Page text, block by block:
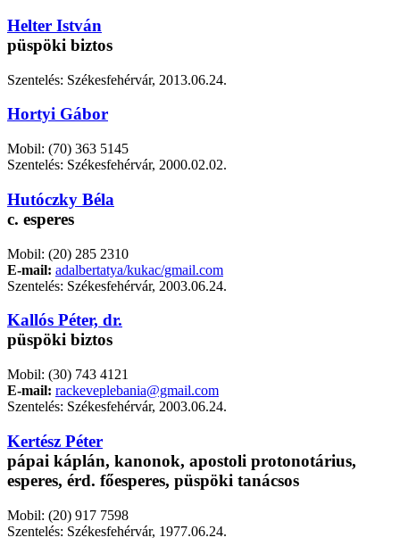
Helter István
püspöki biztos
Szentelés: Székesfehérvár, 2013.06.24.
Hortyi Gábor
Mobil: (70) 363 5145
Szentelés: Székesfehérvár, 2000.02.02.
Hutóczky Béla
c. esperes
Mobil: (20) 285 2310
E-mail: adalbertatya/kukac/gmail.com
Szentelés: Székesfehérvár, 2003.06.24.
Kallós Péter, dr.
püspöki biztos
Mobil: (30) 743 4121
E-mail: rackeveplebania@gmail.com
Szentelés: Székesfehérvár, 2003.06.24.
Kertész Péter
pápai káplán, kanonok, apostoli protonotárius,
esperes, érd. főesperes, püspöki tanácsos
Mobil: (20) 917 7598
Szentelés: Székesfehérvár, 1977.06.24.